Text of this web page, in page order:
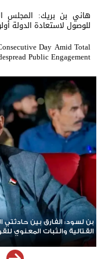
هاني بن بريك: المجلس
للوصول لاستعادة الدولة
Day Amid Total
Public Engagement.
هيئة بريطانية: استهداف